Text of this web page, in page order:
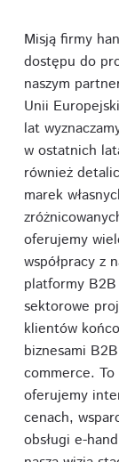
Misją firmy
dostępu do
naszym
Unii
lat
w ostatnich
również
marek
oferujemy
współpracy z
platformy
sektorowe
klientów
biznesami
commerce.
oferujemy
cenach,
obsługi e-